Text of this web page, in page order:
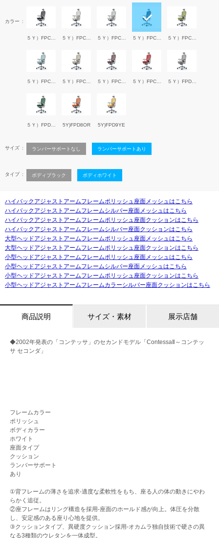
カラー
5Y)FPD8OR 5Y)FPD9YE
サイズ ランバーサポートなし ランバーサポートあり
タイプ ボディブラック ボディホワイト
ハイバックアジャストアームフレームポリッシュ座面メッシュはこちら
ハイバックアジャストアームフレームシルバー座面メッシュはこちら
ハイバックアジャストアームフレームポリッシュ座面クッションはこちら
ハイバックアジャストアームフレームシルバー座面クッションはこちら
大型ヘッドアジャストアームフレームポリッシュ座面メッシュはこちら
大型ヘッドアジャストアームフレームポリッシュ座面クッションはこちら
小型ヘッドアジャストアームフレームポリッシュ座面メッシュはこちら
小型ヘッドアジャストアームフレームシルバー座面メッシュはこちら
小型ヘッドアジャストアームフレームポリッシュ座面クッションはこちら
小型ヘッドアジャストアームフレームカラーシルバー座面クッションはこちら
商品説明 サイズ・素材 展示店舗
◆2002年発表の「コンテッサ」のセカンドモデル「ContessaⅡ～コンテッ
サ セコンダ」
フレームカラー
ポリッシュ
ボディカラー
ホワイト
座面タイプ
クッション
ランバーサポート
あり
①背フレームの薄さを追求-適度な柔軟性をもち、座る人の体の動きにやわ
らかく追従。
②座フレームはリング構造を採用-座面のホールド感が向上。体圧を分散
し、安定感のある座り心地を提供。
③クッションタイプ、異硬度クッション採用-オカムラ独自技術で硬さの異
なる3種類のウレタンを一体成型。